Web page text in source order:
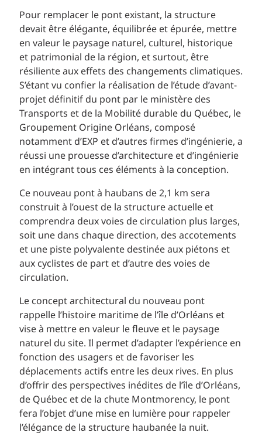
Pour remplacer le pont existant, la structure
devait être élégante, équilibrée et épurée, mettre
en valeur le paysage naturel, culturel, historique
et patrimonial de la région, et surtout, être
résiliente aux effets des changements climatiques.
S’étant vu confier la réalisation de l’étude d’avant-
projet définitif du pont par le ministère des
Transports et de la Mobilité durable du Québec, le
Groupement Origine Orléans, composé
notamment d’EXP et d’autres firmes d’ingénierie, a
réussi une prouesse d’architecture et d’ingénierie
en intégrant tous ces éléments à la conception.
Ce nouveau pont à haubans de 2,1 km sera
construit à l’ouest de la structure actuelle et
comprendra deux voies de circulation plus larges,
soit une dans chaque direction, des accotements
et une piste polyvalente destinée aux piétons et
aux cyclistes de part et d’autre des voies de
circulation.
Le concept architectural du nouveau pont
rappelle l’histoire maritime de l’île d’Orléans et
vise à mettre en valeur le fleuve et le paysage
naturel du site. Il permet d’adapter l’expérience en
fonction des usagers et de favoriser les
déplacements actifs entre les deux rives. En plus
d’offrir des perspectives inédites de l’île d’Orléans,
de Québec et de la chute Montmorency, le pont
fera l’objet d’une mise en lumière pour rappeler
l’élégance de la structure haubanée la nuit.